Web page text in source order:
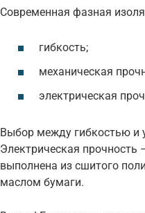
Современная фазная
гибкость;
механическая
электрическая
Выбор между гибкостью и
Электрическая
выполнена из сшитого
маслом бумаги.